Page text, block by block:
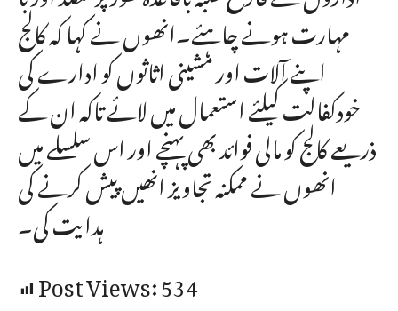
مہارت ہونے چاہئے۔انھوں نے کہا کہ کالج
اپنے آلات اور مشینی اثاثوں کو ادارے کی
خودکفالت کیلئے استعمال میں لائے تاکہ ان کے
ذریعے کالج کو مالی فوائد بھی پہنچے اور اس سلسلے میں
انھوں نے ممکنہ تجاویز انھیں پیش کرنے کی
ہدایت کی۔
Post Views:534